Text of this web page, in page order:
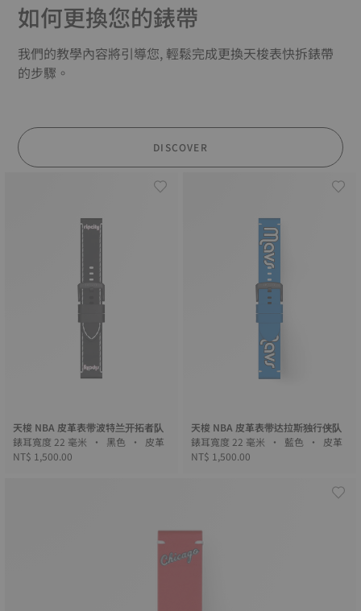
如何更換您的錶帶
我們的教學內容將引導您, 輕鬆完成更換天梭表快拆錶帶
的步驟。
DISCOVER
天梭 NBA 皮革表带波特兰开拓者队
錶耳寬度 22 毫米 • 黑色 • 皮革
NT$ 1,500.00
天梭 NBA 皮革表带达拉斯独行侠队
錶耳寬度 22 毫米 • 藍色 • 皮革
NT$ 1,500.00